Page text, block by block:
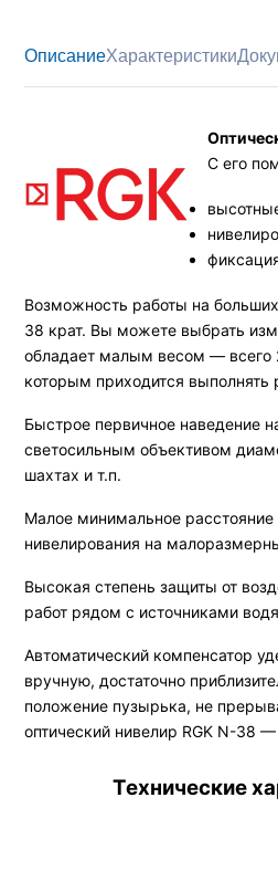
ОписаниеХарактеристики
С его
Возможность работы на
38 крат. Вы можете выбрать
обладает малым весом — всего
которым приходится выполнять
Быстрое первичное наведение
светосильным объективом
шахтах и т.п.
Малое минимальное
нивелирования на
Высокая степень защиты от
работ рядом с источниками
Автоматический компенсатор
вручную, достаточно
положение пузырька, не
оптический нивелир RGK N-38
Технические